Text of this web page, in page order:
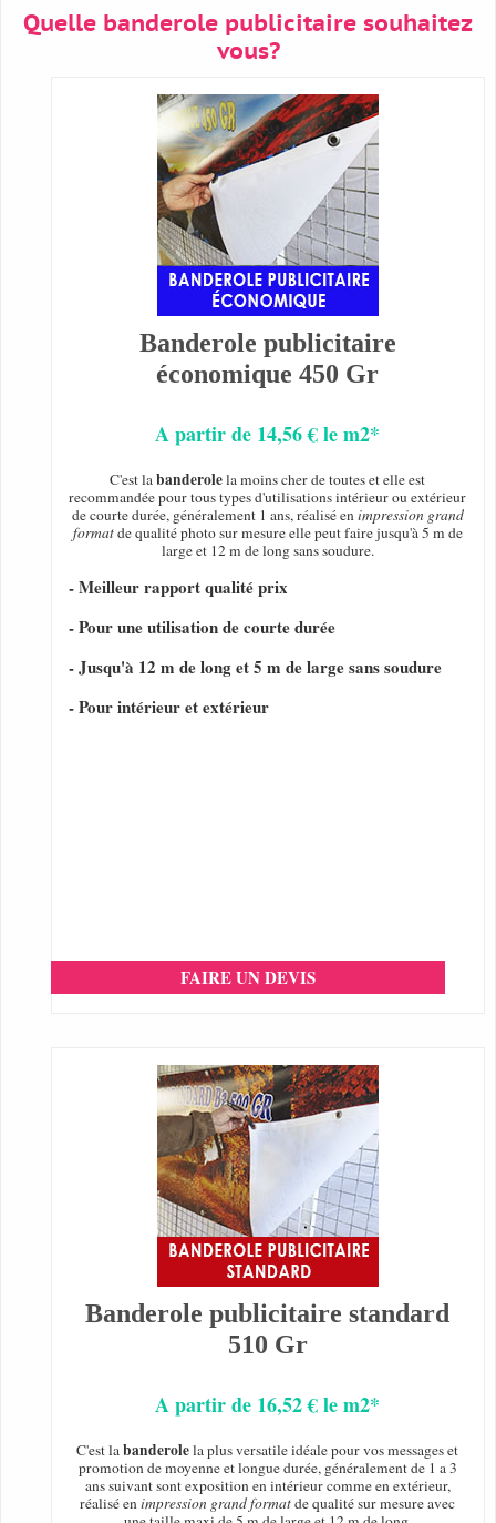
Quelle banderole publicitaire souhaitez
vous?
Banderole publicitaire
économique 450 Gr
A partir de 14,56 € le m2*
C'est labanderolela moins cher de toutes et elle est
recommandée pour tous types d'utilisations intérieur ou extérieur
de courte durée, généralement 1 ans, réalisé enimpression grand
formatde qualité photo sur mesure elle peut faire jusqu'à 5 m de
large et 12 m de long sans soudure.
- Meilleur rapport qualité prix
- Pour une utilisation de courte durée
- Jusqu'à 12 m de long et 5 m de large sans soudure
- Pour intérieur et extérieur
FAIRE UN DEVIS
Banderole publicitaire standard
510 Gr
A partir de 16,52 € le m2*
C'est labanderolela plus versatile idéale pour vos messages et
promotion de moyenne et longue durée, généralement de 1 a 3
ans suivant sont exposition en intérieur comme en extérieur,
réalisé enimpression grand formatde qualité sur mesure avec